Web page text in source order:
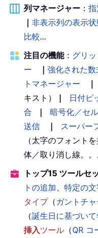
列マネージャー ：
｜ 非表示列の表示状
比較...
注目の機能： グリ
ー
｜ 強化された数
トマネージャー
｜
キスト）
｜ 日付ピ
合
｜ 暗号化／セ
送信
｜ スーパー
（太字のフォント
体／取り消し線。。
トップ15 ツールセ
トの追加
特定の
タイプ（ ガントチャ
（誕生日に基づい
挿入ツール （QR コ